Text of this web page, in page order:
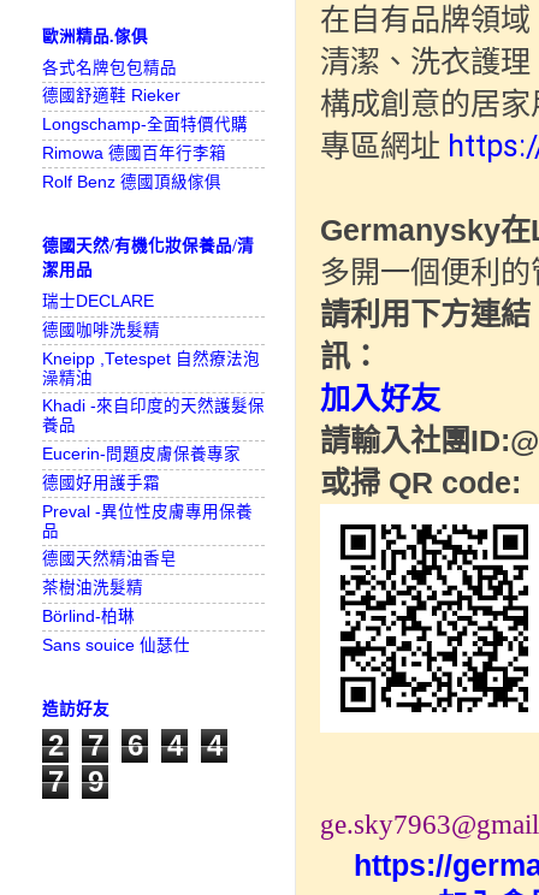
在自有品牌領
清潔、洗衣護
構成創意的居
專區網址
Germanysky在
請利用下方連
訊：
加入好友
請輸入社團
或掃 QR code:
https://
歐洲精品.傢俱
各式名牌包包精品
德國舒適鞋 Rieker
Longschamp-全面特價代購
Rimowa 德國百年行李箱
Rolf Benz 德國頂級傢俱
德國天然/有機化妝保養品/清
潔用品
瑞士DECLARE
德國咖啡洗髮精
Kneipp ,Tetespet 自然療法泡
澡精油
Khadi -來自印度的天然護髮保
養品
Eucerin-問題皮膚保養專家
德國好用護手霜
Preval -異位性皮膚專用保養
品
德國天然精油香皂
茶樹油洗髮精
Börlind-柏琳
Sans souice 仙瑟仕
造訪好友
2 7 6 4
4
7
9